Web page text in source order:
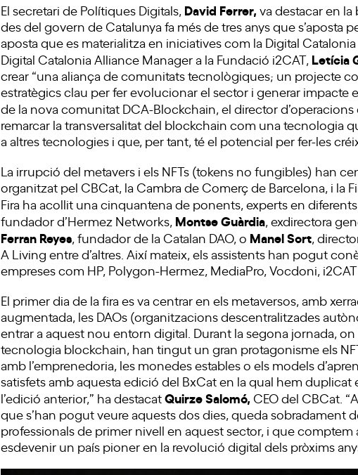
El secretari de Polítiques Digitals, David Ferrer, va destacar en
des del govern de Catalunya fa més de tres anys que s’aposta
aposta que es materialitza en iniciatives com la Digital
Digital Catalonia Alliance Manager a la Fundació i2CAT, Letícia
crear “una aliança de comunitats tecnològiques; un projecte
estratègics clau per fer evolucionar el sector i generar impacte
de la nova comunitat DCA-Blockchain, el director d’operacions
remarcar la transversalitat del blockchain com una tecnologia
a altres tecnologies i que, per tant, té el potencial per fer-les
La irrupció del metavers i els NFTs (tokens no fungibles) han
organitzat pel CBCat, la Cambra de Comerç de Barcelona, i la
Fira ha acollit una cinquantena de ponents, experts en
fundador d’Hermez Networks, Montse Guàrdia, exdirectora
Ferran Reyes, fundador de la Catalan DAO, o Manel Sort,
A Living entre d’altres. Així mateix, els assistents han pogut
empreses com HP, Polygon-Hermez, MediaPro, Vocdoni, i2CAT
El primer dia de la fira es va centrar en els metaversos, amb
augmentada, les DAOs (organitzacions descentralitzades
entrar a aquest nou entorn digital. Durant la segona jornada, on
tecnologia blockchain, han tingut un gran protagonisme els
amb l’emprenedoria, les monedes estables o els models
satisfets amb aquesta edició del BxCat en la qual hem
l’edició anterior,” ha destacatQuirze Salomó, CEO del CBCat.
que s’han pogut veure aquests dos dies, queda sobradament
professionals de primer nivell en aquest sector, i que
esdevenir un país pioner en la revolució digital dels pròxims